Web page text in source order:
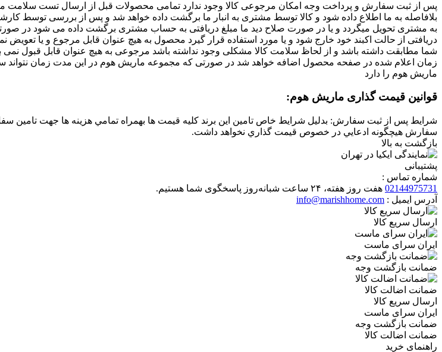
پس از ثبت سفارش و پرداخت وجه امکان مرجوعی کالا وجود ندارد تمامی محصولات قبل از ارسال تست سلامت
بلافاصله به ما اطلاع داده شود و کالا توسط مشتری به انبار ما برگشت داده خواهد شد و پس از بررسی توسط
به مشتری تحویل میگردد و یا در صورت صلاح دید ما مبلغ دریافتی به حساب مشتری برگشت داده می شود
دریافتی از حالت اکبند خود خارج شود و یا مورد استفاده قرار گیرد محصول به هیچ عنوان قابل مرجوع و‌ یا تعویض
شما مطابقت داشته باشد و از لحاظ سلامت کالا مشکلی وجود نداشته باشد مرجوعی به هیچ عنوان قابل قبول
زمان اعلام شده در صفحه محصول اضافه خواهد شد در صورتی که مجموعه ماریش هوم در این مدت زمان نتواند
ماریش هوم را دارد
قوانین قیمت گذاری ماریش هوم:
شرايط پس از ثبت سفارش: بدليل شرايط خاص تامين اين برند كليه قيمت ها بهمراه تمامي هزينه ها جهت
سفارش هيچگونه ادعايي در خصوص قيمت گذاري نخواهد داشت.
بازگشت به بالا
پشتیبانی
شماره تماس :
02144975731 هفت روز هفته، ۲۴ ساعت شبانه‌روز پاسخگوی شما هستیم.
آدرس ایمیل : info@marishhome.com
ارسال سریع کالا
ایران سرای ماست
ضمانت بازگشت وجه
ضمانت اضالت کالا
ارسال سریع کالا
ایران سرای ماست
ضمانت بازگشت وجه
ضمانت اضالت کالا
راهنمای خرید